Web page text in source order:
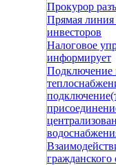
Прокурор
Прямая линия
инвесторов
Налоговое
информирует
Подключение
гражданского